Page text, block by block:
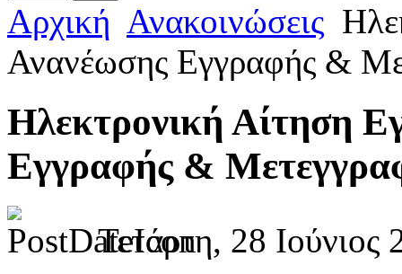
Αρχική Ανακοινώσεις
Ανανέωσης Εγγραφής &
Ηλεκτρονική Αίτηση
Εγγραφής &
Τετάρτη, 28